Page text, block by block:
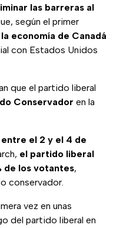
las barreras al
según el primer
economía de Canadá
con Estados Unidos
que el partido liberal
Conservador en la
el 2 y el 4 de
el partido liberal
de los votantes,
conservador.
vez en unas
del partido liberal en